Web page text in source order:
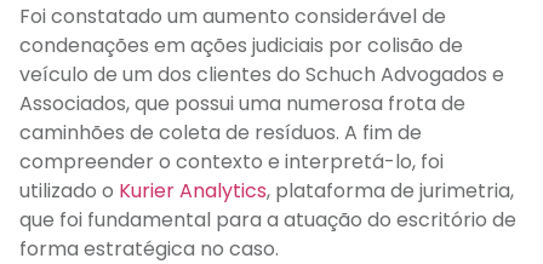
Foi constatado um aumento considerável de
condenações em ações judiciais por colisão de
veículo de um dos clientes do Schuch Advogados e
Associados, que possui uma numerosa frota de
caminhões de coleta de resíduos. A fim de
compreender o contexto e interpretá-lo, foi
utilizado o Kurier Analytics, plataforma de jurimetria,
que foi fundamental para a atuação do escritório de
forma estratégica no caso.